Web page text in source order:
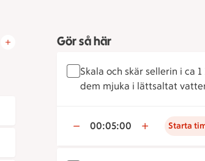
Gör så här
Skala och skär sellerin i ca
dem mjuka i lättsaltat
00:05:00 Starta